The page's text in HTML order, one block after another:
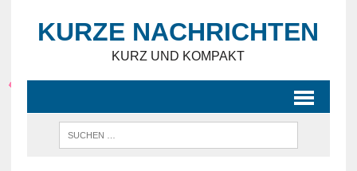
KURZE NACHRICHTEN
KURZ UND KOMPAKT